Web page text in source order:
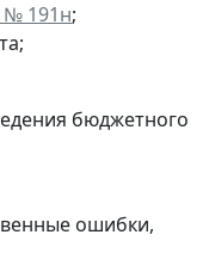
№ 191н;
бюджетного
ошибки,